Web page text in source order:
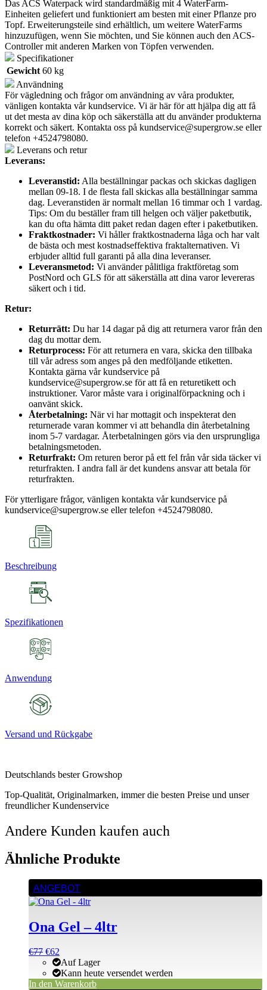
Das ACS Waterpack wird standardmäßig mit 4 WaterFarm-
Einheiten geliefert und funktioniert am besten mit einer Pflanze pro
Topf. Erweiterungsteile sind erhältlich, um weitere WaterFarms
hinzuzufügen, wenn Sie möchten, und Sie können auch den ACS-
Controller mit anderen Marken von Töpfen verwenden.
Specifikationer
Gewicht 60 kg
Användning
För vägledning och frågor om användning av våra produkter,
vänligen kontakta vår kundservice. Vi är här för att hjälpa dig att få
ut det mesta av dina köp och säkerställa att du använder produkterna
korrekt och säkert. Kontakta oss på kundservice@supergrow.se eller
telefon +4524798080.
Leverans och retur
Leverans:
Leveranstid: Alla beställningar packas och skickas dagligen
mellan 09-18. I de flesta fall skickas alla beställningar samma
dag. Leveranstiden är normalt mellan 16 timmar och 1 vardag.
Tips: Om du beställer fram till helgen och väljer paketbutik,
kan du ofta hämta ditt paket redan dagen efter i paketbutiken.
Fraktkostnader: Vi håller fraktkostnaderna låga och har valt
de bästa och mest kostnadseffektiva fraktalternativen. Vi
erbjuder alltid full garanti på alla dina leveranser.
Leveransmetod: Vi använder pålitliga fraktföretag som
PostNord och GLS för att säkerställa att dina varor levereras
säkert och i tid.
Retur:
Returrätt: Du har 14 dagar på dig att returnera varor från den
dag du mottar dem.
Returprocess: För att returnera en vara, skicka den tillbaka
till vår adress som anges på den medföljande etiketten.
Kontakta gärna vår kundservice på
kundservice@supergrow.se för att få en returetikett och
instruktioner. Varor måste vara i originalförpackning och i
oanvänt skick.
Återbetalning: När vi har mottagit och inspekterat den
returnerade varan kommer vi att behandla din återbetalning
inom 5-7 vardagar. Återbetalningen görs via den ursprungliga
betalningsmetoden.
Returfrakt: Om returen beror på ett fel från vår sida täcker vi
returfrakten. I andra fall är det kundens ansvar att betala för
returfrakten.
För ytterligare frågor, vänligen kontakta vår kundservice på
kundservice@supergrow.se eller telefon +4524798080.
Beschreibung
Spezifikationen
Anwendung
Versand und Rückgabe
Deutschlands bester Growshop
Top-Qualität, Originalmarken, immer die besten Preise und unser
freundlicher Kundenservice
Andere Kunden kaufen auch
Ähnliche Produkte
ANGEBOT
Ona Gel – 4ltr
Ursprünglicher
Preis
war:
€77
€77Aktueller
Preis
ist:
€77.
€62
Auf Lager
Kann heute versendet werden
In den Warenkorb